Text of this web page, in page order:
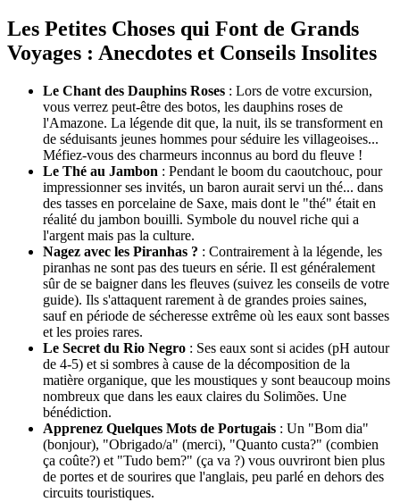
Les Petites Choses qui Font de Grands
Voyages : Anecdotes et Conseils Insolites
Le Chant des Dauphins Roses : Lors de votre excursion,
vous verrez peut-être des botos, les dauphins roses de
l'Amazone. La légende dit que, la nuit, ils se transforment en
de séduisants jeunes hommes pour séduire les villageoises...
Méfiez-vous des charmeurs inconnus au bord du fleuve !
Le Thé au Jambon : Pendant le boom du caoutchouc, pour
impressionner ses invités, un baron aurait servi un thé... dans
des tasses en porcelaine de Saxe, mais dont le "thé" était en
réalité du jambon bouilli. Symbole du nouvel riche qui a
l'argent mais pas la culture.
Nagez avec les Piranhas ? : Contrairement à la légende, les
piranhas ne sont pas des tueurs en série. Il est généralement
sûr de se baigner dans les fleuves (suivez les conseils de votre
guide). Ils s'attaquent rarement à de grandes proies saines,
sauf en période de sécheresse extrême où les eaux sont basses
et les proies rares.
Le Secret du Rio Negro : Ses eaux sont si acides (pH autour
de 4-5) et si sombres à cause de la décomposition de la
matière organique, que les moustiques y sont beaucoup moins
nombreux que dans les eaux claires du Solimões. Une
bénédiction.
Apprenez Quelques Mots de Portugais : Un "Bom dia"
(bonjour), "Obrigado/a" (merci), "Quanto custa?" (combien
ça coûte?) et "Tudo bem?" (ça va ?) vous ouvriront bien plus
de portes et de sourires que l'anglais, peu parlé en dehors des
circuits touristiques.